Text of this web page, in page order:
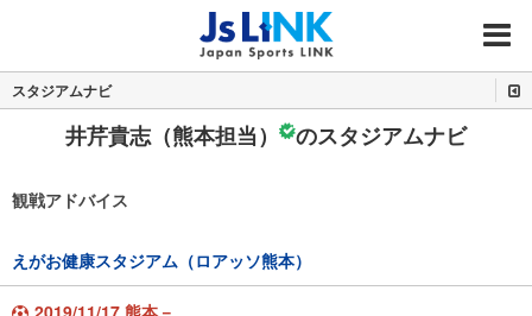
MENU
スタジアムナビ
井芹貴志（熊本担当） のスタジアムナビ
観戦アドバイス
えがお健康スタジアム（ロアッソ熊本）
2019/11/17 熊本－